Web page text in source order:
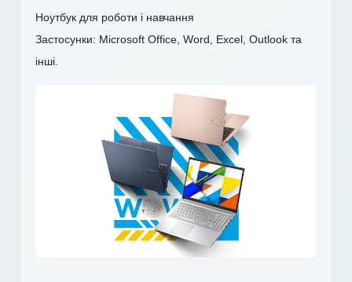
Ноутбук для роботи і навчання
Застосунки: Microsoft Office, Word, Excel, Outlook та
інші.